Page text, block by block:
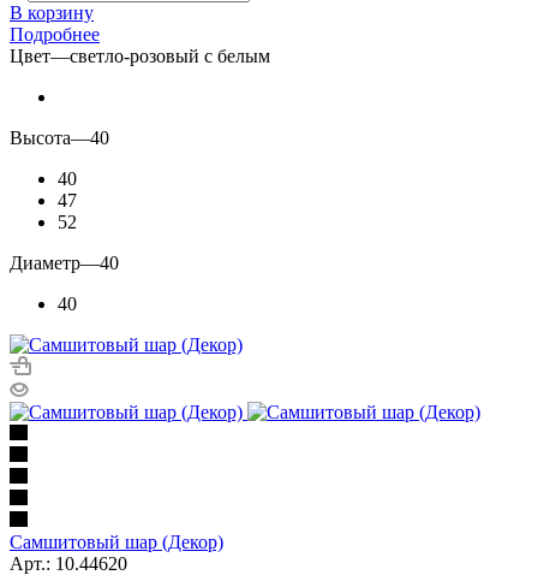
В корзину
Подробнее
Цвет—светло-розовый с белым
Высота—40
40
47
52
Диаметр—40
40
Самшитовый шар (Декор)
Арт.: 10.44620